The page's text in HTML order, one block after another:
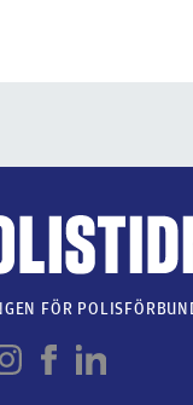
FÖR